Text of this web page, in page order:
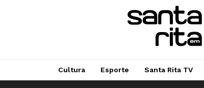
Cultura Esporte Santa Rita TV